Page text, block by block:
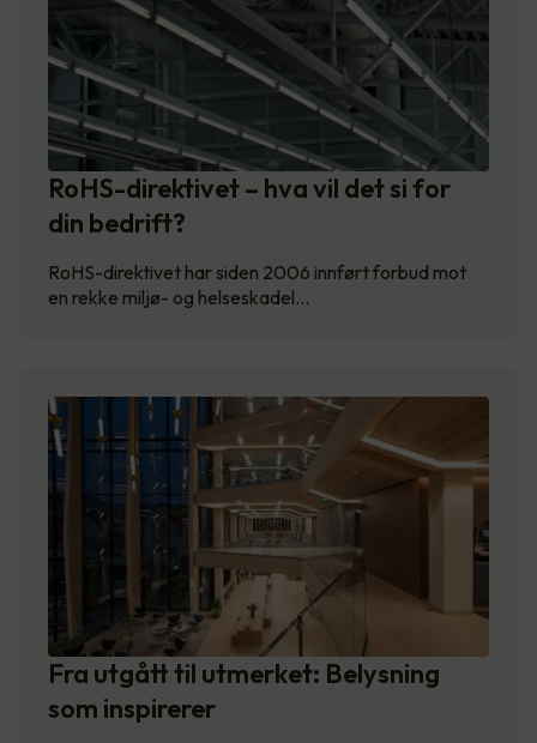
RoHS-direktivet – hva vil det si for
din bedrift?
RoHS-direktivet har siden 2006 innført forbud mot
en rekke miljø- og helseskadel…
Fra utgått til utmerket: Belysning
som inspirerer